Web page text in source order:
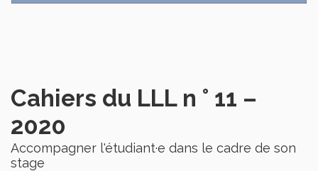
Cahiers du LLL n ° 11 –
2020
Accompagner l'étudiant·e dans le cadre de son
stage